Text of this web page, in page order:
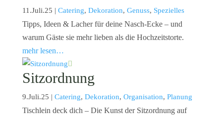
11.Juli.25 | Catering, Dekoration, Genuss, Spezielles
Tipps, Ideen & Lacher für deine Nasch-Ecke – und
warum Gäste sie mehr lieben als die Hochzeitstorte.
mehr lesen…
Sitzordnung
9.Juli.25 | Catering, Dekoration, Organisation, Planung
Tischlein deck dich – Die Kunst der Sitzordnung auf